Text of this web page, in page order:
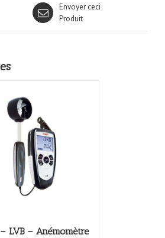
Envoyer ceci
Produit
LVB – Anémomètre